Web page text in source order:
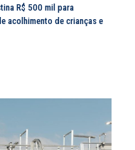
R$ 500 mil para
acolhimento de crianças e